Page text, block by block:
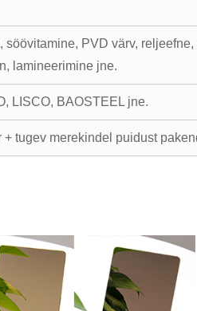
söövitamine, PVD värv,
lamineerimine jne.
LISCO, BAOSTEEL jne.
tugev merekindel puidust